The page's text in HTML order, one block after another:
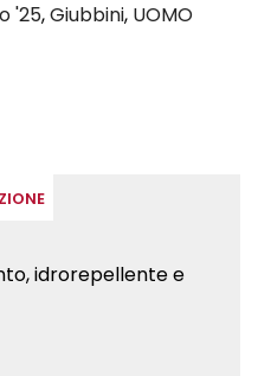
'25,Giubbini, UOMO
idrorepellente e